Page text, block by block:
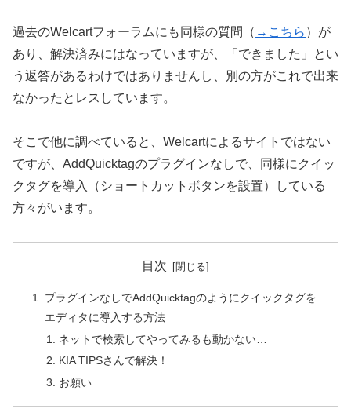
過去のWelcartフォーラムにも同様の質問（ →こちら ）が
あり、解決済みにはなっていますが、「できました」とい
う返答があるわけではありませんし、別の方がこれで出来
なかったとレスしています。
そこで他に調べていると、Welcartによるサイトではない
ですが、AddQuicktagのプラグインなしで、同様にクイッ
クタグを導入（ショートカットボタンを設置）している
方々がいます。
目次
プラグインなしでAddQuicktagのようにクイックタグを
エディタに導入する方法
ネットで検索してやってみるも動かない…
KIA TIPSさんで解決！
お願い